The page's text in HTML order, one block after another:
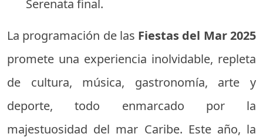
Serenata final.
La programación de las Fiestas del Mar 2025
promete una experiencia inolvidable, repleta
de cultura, música, gastronomía, arte y
deporte, todo enmarcado por la
majestuosidad del mar Caribe. Este año, la